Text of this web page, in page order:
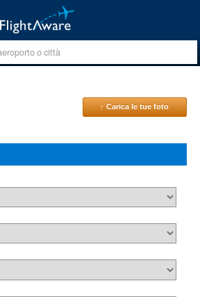
↑ Carica le tue foto